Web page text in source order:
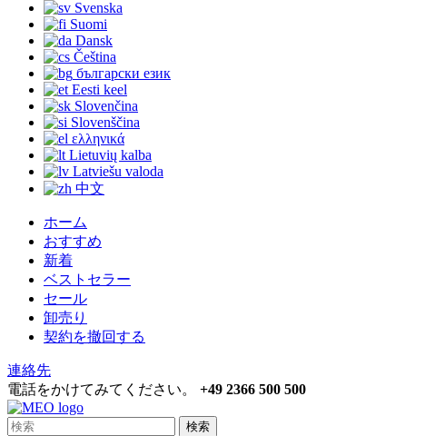
Svenska
Suomi
Dansk
Čeština
български език
Eesti keel
Slovenčina
Slovenščina
ελληνικά
Lietuvių kalba
Latviešu valoda
中文
ホーム
おすすめ
新着
ベストセラー
セール
卸売り
契約を撤回する
連絡先
電話をかけてみてください。 +49 2366 500 500
検索